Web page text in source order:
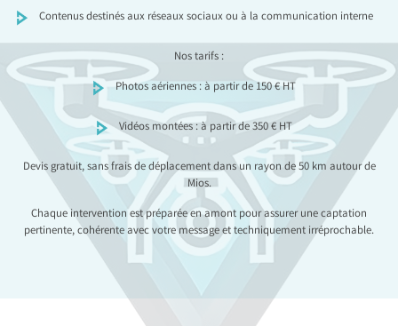
Contenus destinés aux réseaux sociaux ou à la communication interne
Nos tarifs :
Photos aériennes : à partir de 150 € HT
Vidéos montées : à partir de 350 € HT
Devis gratuit, sans frais de déplacement dans un rayon de 50 km autour de
Mios.
Chaque intervention est préparée en amont pour assurer une captation
pertinente, cohérente avec votre message et techniquement irréprochable.